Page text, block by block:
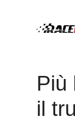
Più
il